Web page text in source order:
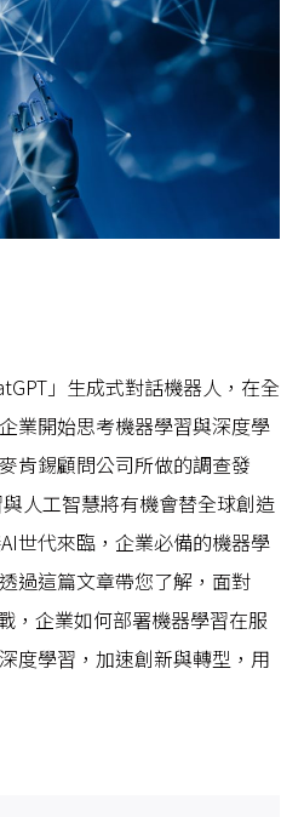
」生成式對話機器人，在全
業開始思考機器學習與深度學
肯錫顧問公司所做的調查發
人工智慧將有機會替全球創造
世代來臨，企業必備的機器學
過這篇文章帶您了解，面對
，企業如何部署機器學習在服
度學習，加速創新與轉型，用